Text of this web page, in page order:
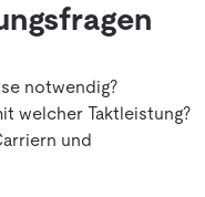
notwendig?
welcher Taktleistung?
und